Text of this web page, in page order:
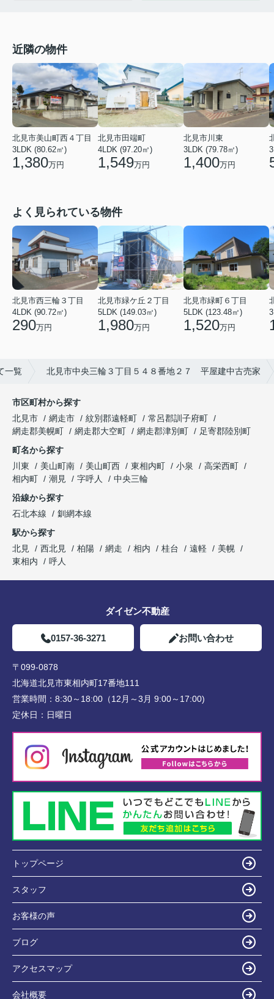
近隣の物件
北見市美山町西４丁目
3LDK (80.62㎡)
1,380万円
北見市田端町
4LDK (97.20㎡)
1,549万円
北見市川東
3LDK (79.78㎡)
1,400万円
よく見られている物件
北見市西三輪３丁目
4LDK (90.72㎡)
290万円
北見市緑ケ丘２丁目
5LDK (149.03㎡)
1,980万円
北見市緑町６丁目
5LDK (123.48㎡)
1,520万円
一覧 北見市中央三輪３丁目５４８番地２７ 平屋建中古売家
市区町村から探す
北見市
網走市 紋別郡遠軽町
常呂郡訓子府町
網走郡美幌町
網走郡大空町 網走郡津別町
足寄郡陸別町
町名から探す
川東
美山町南 美山町西 東相内町 小泉
高栄西町
相内町
潮見 字呼人
中央三輪
沿線から探す
石北本線
釧網本線
駅から探す
北見
西北見 柏陽 網走 相内 桂台 遠軽
美幌
東相内
呼人
ダイゼン不動産
0157-36-3271 お問い合わせ
〒099-0878
北海道北見市東相内町17番地111
営業時間： 8:30～18:00（12月～3月 9:00～17:00)
定休日： 日曜日
トップページ
スタッフ
お客様の声
ブログ
アクセスマップ
会社概要